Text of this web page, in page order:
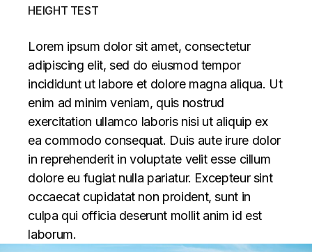
HEIGHT TEST
Lorem ipsum dolor sit amet, consectetur
adipiscing elit, sed do eiusmod tempor
incididunt ut labore et dolore magna aliqua. Ut
enim ad minim veniam, quis nostrud
exercitation ullamco laboris nisi ut aliquip ex
ea commodo consequat. Duis aute irure dolor
in reprehenderit in voluptate velit esse cillum
dolore eu fugiat nulla pariatur. Excepteur sint
occaecat cupidatat non proident, sunt in
culpa qui officia deserunt mollit anim id est
laborum.